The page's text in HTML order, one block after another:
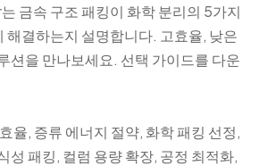
금속 구조 패킹이 화학 분리의 5가지
해결하는지 설명합니다. 고효율, 낮은
션을 만나보세요. 선택 가이드를 다운
율, 증류 에너지 절약, 화학 패킹 선정,
성 패킹, 컬럼 용량 확장, 공정 최적화,